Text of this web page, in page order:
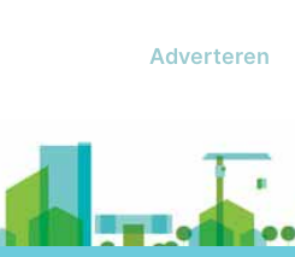
Adverteren